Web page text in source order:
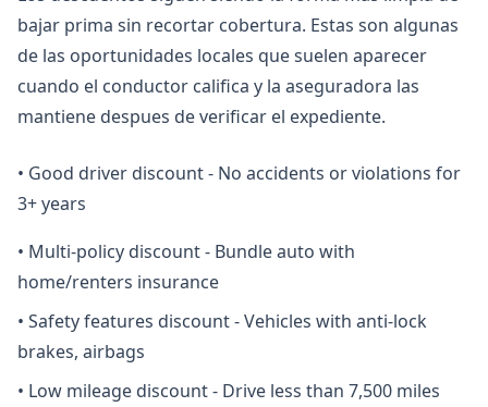
bajar prima sin recortar cobertura. Estas son algunas
de las oportunidades locales que suelen aparecer
cuando el conductor califica y la aseguradora las
mantiene despues de verificar el expediente.
• Good driver discount - No accidents or violations for
3+ years
• Multi-policy discount - Bundle auto with
home/renters insurance
• Safety features discount - Vehicles with anti-lock
brakes, airbags
• Low mileage discount - Drive less than 7,500 miles